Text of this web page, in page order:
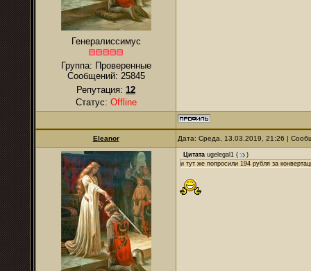
Генералиссимус
Группа: Проверенные
Сообщений: 25845
Репутация: 12
Статус: Offline
Eleanor Дата: Среда, 13.03.2019, 21:26 |
Цитата ugelegal1 (
)
и тут же попросили 194 рубля за